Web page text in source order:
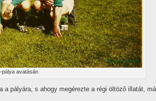
pálya avatásán
a pályára, s ahogy megérezte a régi öltöző illatát,